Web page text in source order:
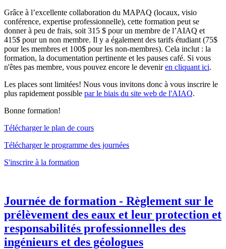
Grâce à l’excellente collaboration du MAPAQ (locaux, visio
conférence, expertise professionnelle), cette formation peut se
donner à peu de frais, soit 315 $ pour un membre de l’AIAQ et
415$ pour un non membre. Il y a également des tarifs étudiant (75$
pour les membres et 100$ pour les non-membres). Cela inclut : la
formation, la documentation pertinente et les pauses café. Si vous
n'êtes pas membre, vous pouvez encore le deveniren cliquant ici.
Les places sont limitées! Nous vous invitons donc à vous inscrire le
plus rapidement possible par le biais du site web de l'AIAQ.
Bonne formation!
Télécharger le plan de cours
Télécharger le programme des journées
S'inscrire à la formation
Journée de formation - Règlement sur le
prélèvement des eaux et leur protection et
responsabilités professionnelles des
ingénieurs et des géologues